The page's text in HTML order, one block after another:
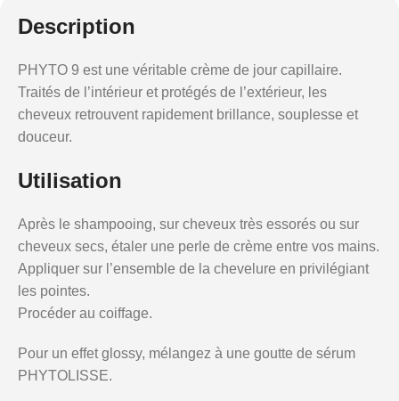
Description
PHYTO 9 est une véritable crème de jour capillaire.
Traités de l’intérieur et protégés de l’extérieur, les
cheveux retrouvent rapidement brillance, souplesse et
douceur.
Utilisation
Après le shampooing, sur cheveux très essorés ou sur
cheveux secs, étaler une perle de crème entre vos mains.
Appliquer sur l’ensemble de la chevelure en privilégiant
les pointes.
Procéder au coiffage.
Pour un effet glossy, mélangez à une goutte de sérum
PHYTOLISSE.